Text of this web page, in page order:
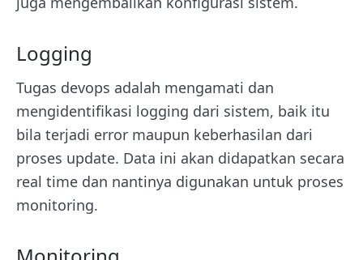
Logging
Tugas devops adalah mengamati dan
mengidentifikasi logging dari sistem, baik itu
bila terjadi error maupun keberhasilan dari
proses update. Data ini akan didapatkan secara
real time dan nantinya digunakan untuk proses
monitoring.